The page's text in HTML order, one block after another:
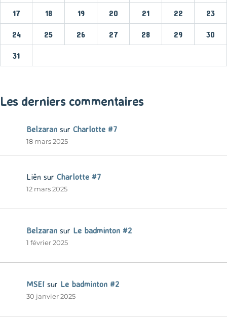
17 18 19 20 21 22 23
24 25 26 27 28 29 30
31
Les derniers commentaires
Belzaran sur Charlotte #7
18 mars 2025
Liên sur Charlotte #7
12 mars 2025
Belzaran sur Le badminton #2
1 février 2025
MSEI sur Le badminton #2
30 janvier 2025